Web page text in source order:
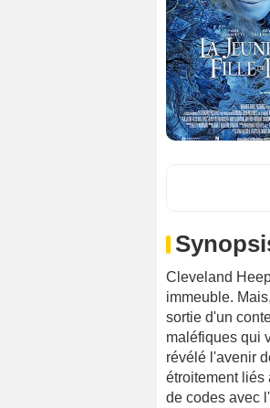
Cleveland
immeuble.
sortie d'un
maléfiques qui
révélé l'avenir
étroitement liés
de codes avec